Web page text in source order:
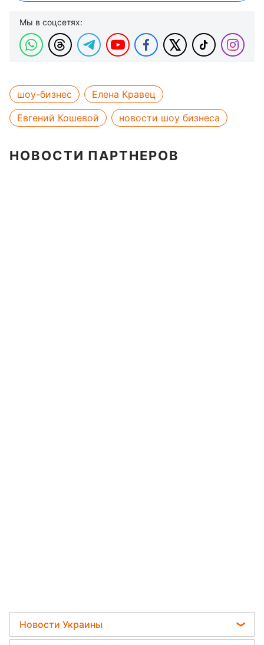
Мы в соцсетях:
шоу-бизнес
Елена Кравец
Евгений Кошевой
новости шоу бизнеса
НОВОСТИ ПАРТНЕРОВ
Новости Украины